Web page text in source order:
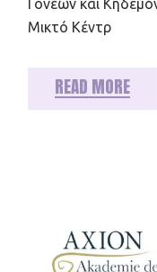
Γονέων και
Μικτό Κέντρ
READ MORE